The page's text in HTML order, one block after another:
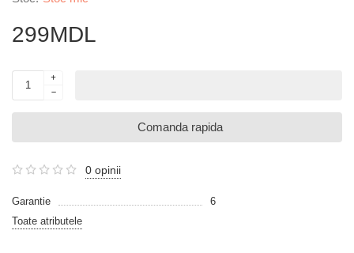
299MDL
Comanda rapida
0 opinii
Garantie
6
Toate atributele